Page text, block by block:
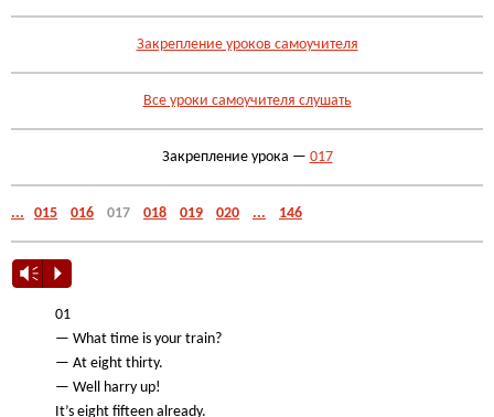
Закрепление уроков самоучителя
Все уроки самоучителя слушать
Закрепление урока — 017
... 015 016 017 018 019 020 ... 146
Vm P
01
— What time is your train?
— At eight thirty.
— Well harry up!
It’s eight fifteen already.